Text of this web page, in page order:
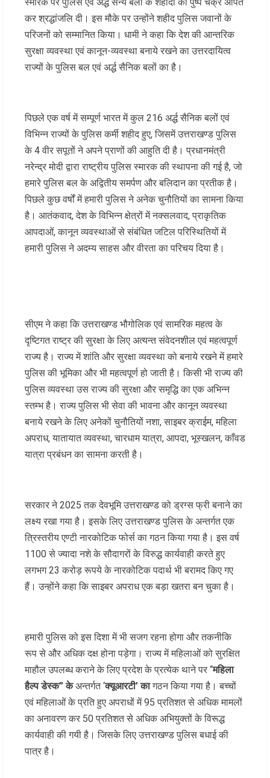
कर श्रद्धांजलि दी। इस मौके पर उन्होंने शहीद पुलिस जवानों के
परिजनों को सम्मानित किया। धामी ने कहा कि देश की आन्तरिक
सुरक्षा व्यवस्था एवं कानून-व्यवस्था बनाये रखने का उत्तरदायित्व
राज्यों के पुलिस बल एवं अर्द्ध सैनिक बलों का है।
पिछले एक वर्ष में सम्पूर्ण भारत में कुल 216 अर्द्ध सैनिक बलों एवं
विभिन्न राज्यों के पुलिस कर्मी शहीद हुए, जिसमें उत्तराखण्ड पुलिस
के 4 वीर सपूतों ने अपने प्राणों की आहुति दी है। प्रधानमंत्री
नरेन्द्र मोदी द्वारा राष्ट्रीय पुलिस स्मारक की स्थापना की गई है, जो
हमारे पुलिस बल के अद्वितीय समर्पण और बलिदान का प्रतीक है।
पिछले कुछ वर्षों में हमारी पुलिस ने अनेक चुनौतियों का सामना किया
है। आतंकवाद, देश के विभिन्न क्षेत्रों में नक्सलवाद, प्राकृतिक
आपदाओं, कानून व्यवस्थाओं से संबंधित जटिल परिस्थितियों में
हमारी पुलिस ने अदम्य साहस और वीरता का परिचय दिया है।
सीएम ने कहा कि उत्तराखण्ड भौगोलिक एवं सामरिक महत्व के
दृष्टिगत राष्ट्र की सुरक्षा के लिए अत्यन्त संवेदनशील एवं महत्वपूर्ण
राज्य है। राज्य में शांति और सुरक्षा व्यवस्था को बनाये रखने में हमारे
पुलिस की भूमिका और भी महत्वपूर्ण हो जाती है। किसी भी राज्य की
पुलिस व्यवस्था उस राज्य की सुरक्षा और समृद्धि का एक अभिन्न
स्तम्भ है। राज्य पुलिस भी सेवा की भावना और कानून व्यवस्था
बनाये रखने के लिए अनेकों चुनौतियों नशा, साइबर क्राईम, महिला
अपराध, यातायात व्यवस्था, चारधाम यात्रा, आपदा, भूस्खलन, काँवड
यात्रा प्रबंधन का सामना करती है।
सरकार ने 2025 तक देवभूमि उत्तराखण्ड को ड्रग्स फ्री बनाने का
लक्ष्य रखा गया है। इसके लिए उत्तराखण्ड पुलिस के अन्तर्गत एक
त्रिस्तरीय एण्टी नारकोटिक फोर्स का गठन किया गया है। इस वर्ष
1100 से ज्यादा नशे के सौदागरों के विरुद्ध कार्यवाही करते हुए
लगभग 23 करोड़ रूपये के नारकोटिक पदार्थ भी बरामद किए गए
हैं। उन्होंने कहा कि साइबर अपराध एक बड़ा खतरा बन चुका है।
हमारी पुलिस को इस दिशा में भी सजग रहना होगा और तकनीकि
रूप से और अधिक दक्ष होना पड़ेगा। राज्य में महिलाओं को सुरक्षित
माहौल उपलब्ध कराने के लिए प्रदेश के प्रत्येक थाने पर “महिला
हैल्प डेस्क” केअन्तर्गत ‘क्यूआरटी’ कागठन किया गया है। बच्चों
एवं महिलाओं के प्रति हुए अपराधों में 95 प्रतिशत से अधिक मामलों
का अनावरण कर 50 प्रतिशत से अधिक अभियुक्तों के विरूद्ध
कार्यवाही की गयी है। जिसके लिए उत्तराखण्ड पुलिस बधाई की
पात्र है।